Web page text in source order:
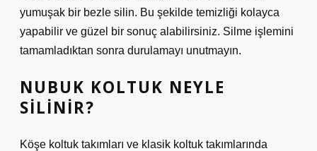
yumuşak bir bezle silin. Bu şekilde temizliği kolayca
yapabilir ve güzel bir sonuç alabilirsiniz. Silme işlemini
tamamladıktan sonra durulamayı unutmayın.
NUBUK KOLTUK NEYLE
SILINIR?
Köşe koltuk takımları ve klasik koltuk takımlarında